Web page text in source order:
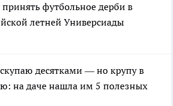
принять футбольное дерби в
летней Универсиады
десятками — но крупу в
на даче нашла им 5 полезных